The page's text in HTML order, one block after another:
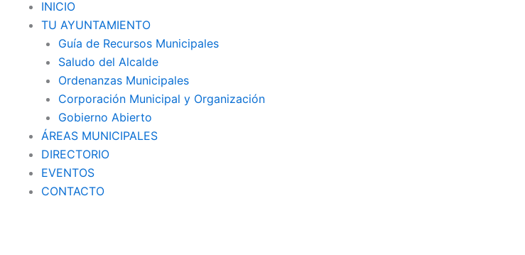
INICIO
TU AYUNTAMIENTO
Guía de Recursos Municipales
Saludo del Alcalde
Ordenanzas Municipales
Corporación Municipal y Organización
Gobierno Abierto
ÁREAS MUNICIPALES
DIRECTORIO
EVENTOS
CONTACTO